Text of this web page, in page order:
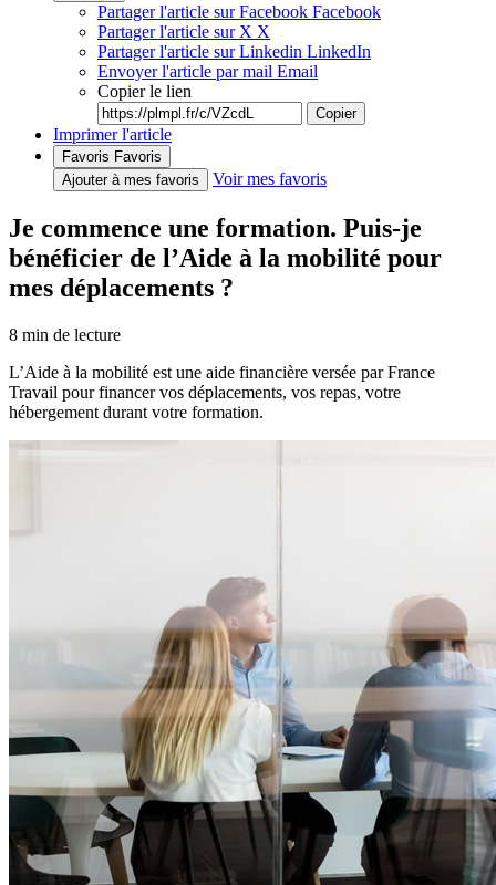
Partager l'article sur Facebook Facebook
Partager l'article sur X X
Partager l'article sur Linkedin LinkedIn
Envoyer l'article par mail Email
Copier le lien
Copier
Imprimer l'article
Favoris Favoris
Ajouter à mes favoris
Voir mes favoris
Je commence une formation. Puis-je
bénéficier de l’Aide à la mobilité pour
mes déplacements ?
8 min de lecture
L’Aide à la mobilité est une aide financière versée par France
Travail pour financer vos déplacements, vos repas, votre
hébergement durant votre formation.